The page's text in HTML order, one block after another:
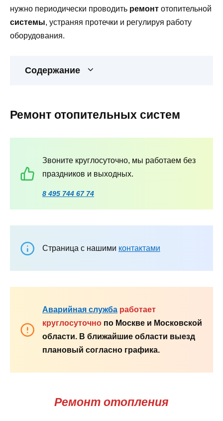
нужно периодически проводить ремонт отопительной
системы, устраняя протечки и регулируя работу
оборудования.
Содержание
Ремонт отопительных систем
Звоните круглосуточно, мы работаем без
праздников и выходных.
8 495 744 67 74
Страница с нашими контактами
Аварийная служба работает
круглосуточно по Москве и Московской
области. В ближайшие области выезд
плановый согласно графика.
Ремонт отопления